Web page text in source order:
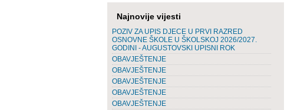
Najnovije vijesti
POZIV ZA UPIS DJECE U PRVI RAZRED
OSNOVNE ŠKOLE U ŠKOLSKOJ 2026/2027.
GODINI - AUGUSTOVSKI UPISNI ROK
OBAVJEŠTENJE
OBAVJEŠTENJE
OBAVJEŠTENJE
OBAVJEŠTENJE
OBAVJEŠTENJE